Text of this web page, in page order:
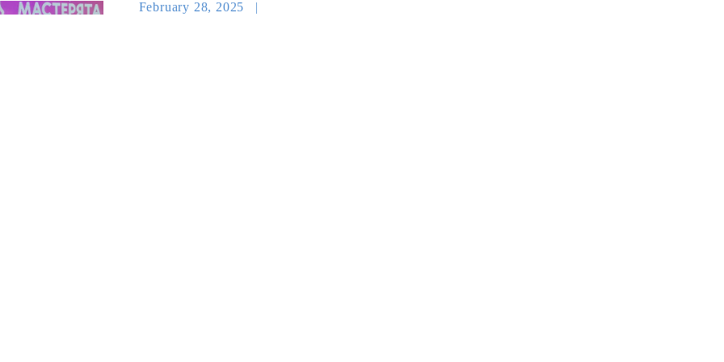
February 28, 2025